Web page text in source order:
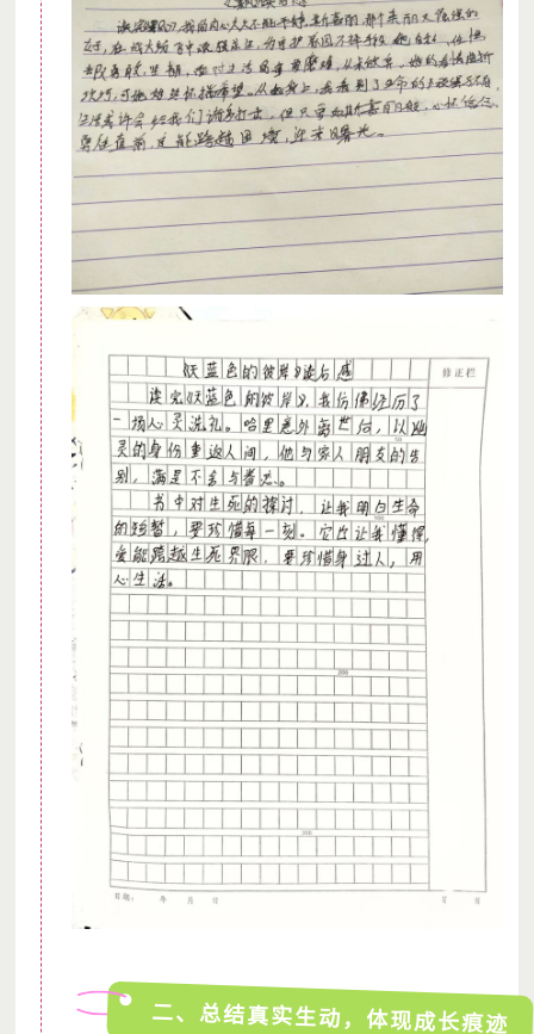
善款接收机构介绍
无锡灵山慈善基金会成立于2004年12月，是在江苏省民政厅注
册成立的公募型基金会。基金会以弘扬慈善文化，净化世道人心
为使命，依托行业支持、青年培养、社区治理、社会创新、国际
援助等五个平台设计开展项目。2018年，被江苏省民政厅评为
5A级基金会。
捐赠收据说明
1、灵山慈善基金会作为该项目的善款接收方，可为支持本项目
的爱心人士开具合法的公益事业捐赠票据；
2、基于人工、邮寄成本等因素考虑，我们可为每笔捐赠200元以
上、有发票需求的捐款方开具并邮寄纸质票据（200元以下的捐
赠，如有需要，可开具电子票据）；
3、捐赠票据索要方式： 点击此表单or长按二维码，录入相关信
息和捐赠成功后的微信支付截图（含捐赠项目、捐赠金额和交易
单号）即可；
二、总结真实生动，体现成长痕迹